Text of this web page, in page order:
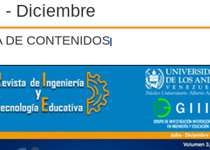
- Diciembre
DE CONTENIDOS